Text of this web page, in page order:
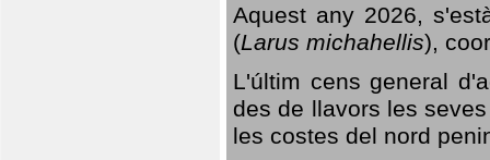
Aquest any 2026,
(Larus michahellis),
L'últim cens general
des de llavors les
les costes del nord